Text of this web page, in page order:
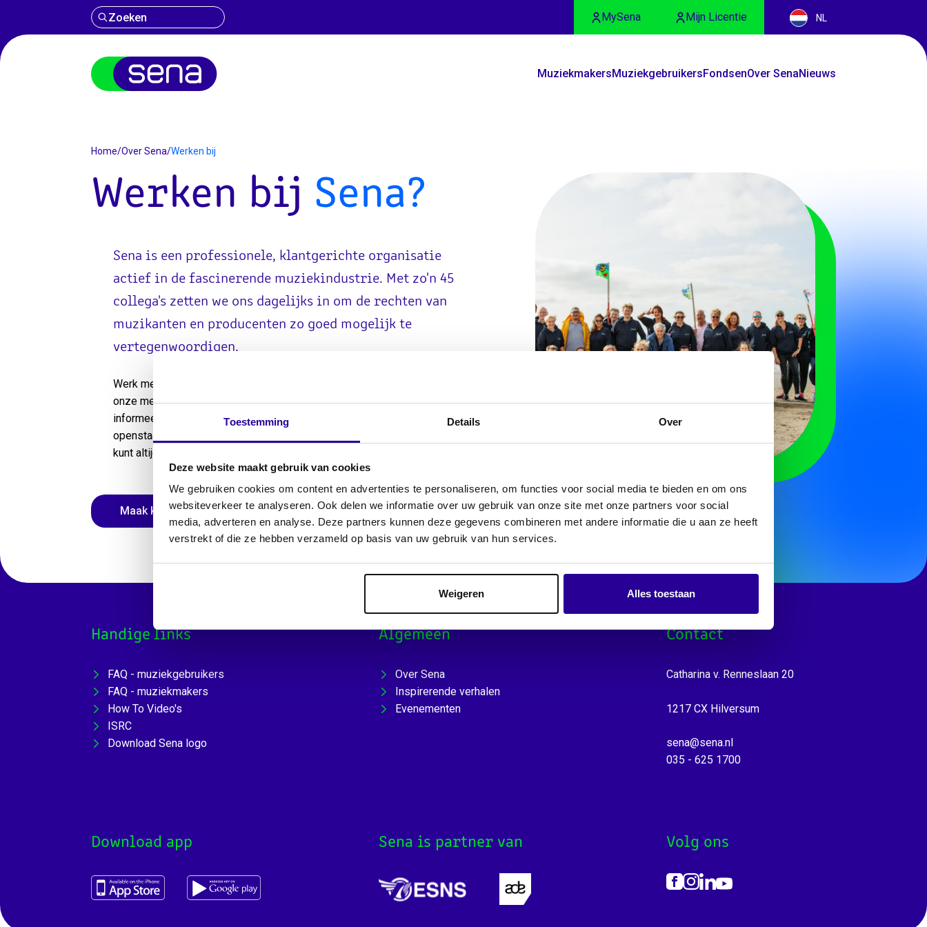
Toestemming Details Over
Deze website maakt gebruik van cookies
We gebruiken cookies om content en advertenties te personaliseren, om functies voor social media te bieden en om ons
websiteverkeer te analyseren. Ook delen we informatie over uw gebruik van onze site met onze partners voor social
media, adverteren en analyse. Deze partners kunnen deze gegevens combineren met andere informatie die u aan ze heeft
verstrekt of die ze hebben verzameld op basis van uw gebruik van hun services.
Weigeren Alles toestaan
Zoeken MySena Mijn Licentie NL
MuziekmakersMuziekgebruikersFondsenOver SenaNieuws
Home/Over Sena/Werken bij
Werken bij Sena?
Sena is een professionele, klantgerichte organisatie
actief in de fascinerende muziekindustrie. Met zo'n 45
collega's zetten we ons dagelijks in om de rechten van
muzikanten en producenten zo goed mogelijk te
vertegenwoordigen.
Werk met een helder doel dus, wat maakt dat de betrokkenheid van
onze medewerkers groot is. De lijnen zijn kort en onze cultuur is
informeel. Spreekt jou dit aan? Op dit moment hebben wij geen
openstaande vacatures. Heb je wel interesse in onze organisatie? Je
kunt altijd een open sollicitatie sturen naar Kitha Bax via kbax@sena.nl
Maak kennis met onze collega's
Handige links
FAQ - muziekgebruikers
FAQ - muziekmakers
How To Video's
ISRC
Download Sena logo
Algemeen
Over Sena
Inspirerende verhalen
Evenementen
Contact
Catharina v. Renneslaan 20
1217 CX Hilversum
sena@sena.nl
035 - 625 1700
Download app Sena is partner van Volg ons